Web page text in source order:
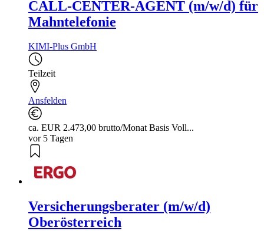
CALL-CENTER-AGENT (m/w/d) für
Mahntelefonie
KIMI-Plus GmbH
Teilzeit
Ansfelden
ca. EUR 2.473,00 brutto/Monat Basis Voll...
vor 5 Tagen
Versicherungsberater (m/w/d)
Oberösterreich